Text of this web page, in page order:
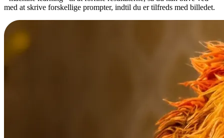
med at skrive forskellige prompter, indtil du er tilfreds med billedet.